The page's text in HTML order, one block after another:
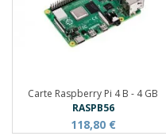
Carte Raspberry Pi 4 B - 4 GB
RASPB56
118,80 €